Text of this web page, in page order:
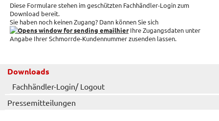
Diese Formulare stehen im geschützten Fachhändler-Login zum
Download bereit.
Sie haben noch keinen Zugang? Dann können Sie sich
hierIhre Zugangsdaten unter
Angabe Ihrer Schmorrde-Kundennummer zusenden lassen.
Downloads
Fachhändler-Login/ Logout
Pressemitteilungen